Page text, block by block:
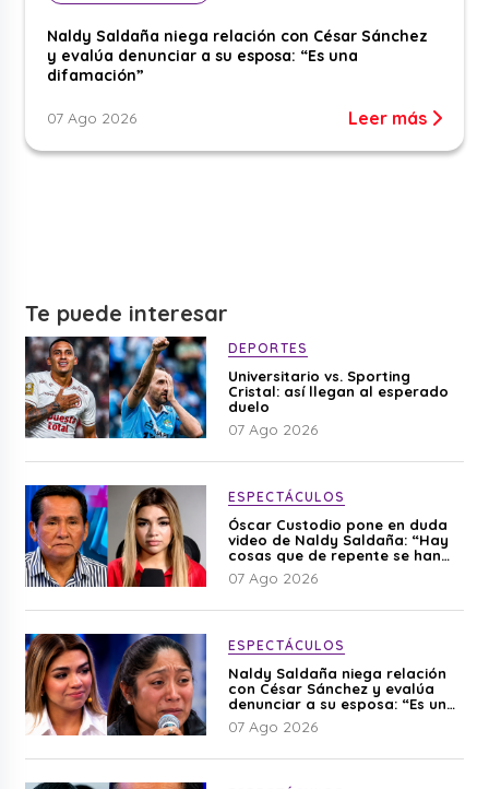
Naldy Saldaña niega relación con César Sánchez
y evalúa denunciar a su esposa: “Es una
difamación”
07 Ago 2026 Leer más
Te puede interesar
DEPORTES
Universitario vs. Sporting
Cristal: así llegan al esperado
duelo
07 Ago 2026
ESPECTÁCULOS
Óscar Custodio pone en duda
video de Naldy Saldaña: “Hay
cosas que de repente se han
editado”
07 Ago 2026
ESPECTÁCULOS
Naldy Saldaña niega relación
con César Sánchez y evalúa
denunciar a su esposa: “Es una
difamación”
07 Ago 2026